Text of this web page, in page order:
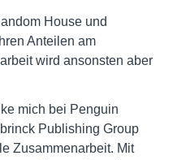
House und
Anteilen am
wird ansonsten aber
mich bei Penguin
Publishing Group
Zusammenarbeit. Mit